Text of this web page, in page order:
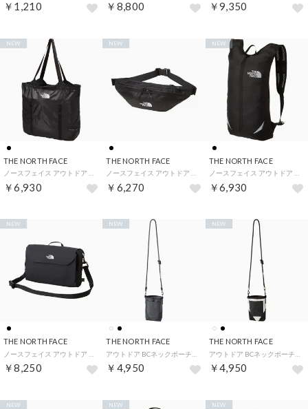
￥1,210 ￥8,800 ￥9,350
THE NORTH FACE
￥6,930
NEW
THE NORTH FACE
￥6,270
NEW
THE NORTH FACE
￥6,930
NEW
THE NORTH FACE
￥8,250
NEW
THE NORTH FACE
￥4,950
NEW
THE NORTH FACE
￥4,950
NEW
NEW NEW NEW